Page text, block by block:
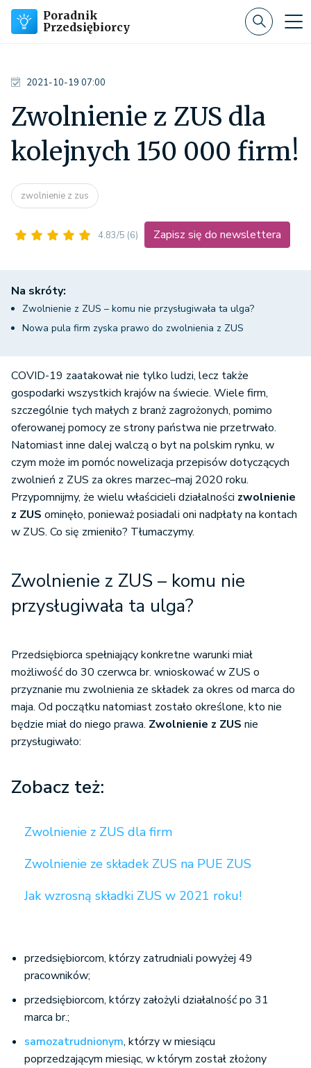
Poradnik
Przedsiębiorcy
2021-10-19 07:00
Zwolnienie z ZUS dla
kolejnych 150 000 firm!
zwolnienie z zus
4.83/5 (6) Zapisz się do newslettera
Na skróty:
Zwolnienie z ZUS – komu nie przysługiwała ta ulga?
Nowa pula firm zyska prawo do zwolnienia z ZUS
COVID-19 zaatakował nie tylko ludzi, lecz także
gospodarki wszystkich krajów na świecie. Wiele firm,
szczególnie tych małych z branż zagrożonych, pomimo
oferowanej pomocy ze strony państwa nie przetrwało.
Natomiast inne dalej walczą o byt na polskim rynku, w
czym może im pomóc nowelizacja przepisów dotyczących
zwolnień z ZUS za okres marzec–maj 2020 roku.
Przypomnijmy, że wielu właścicieli działalności zwolnienie
z ZUS ominęło, ponieważ posiadali oni nadpłaty na kontach
w ZUS. Co się zmieniło? Tłumaczymy.
Zwolnienie z ZUS – komu nie
przysługiwała ta ulga?
Przedsiębiorca spełniający konkretne warunki miał
możliwość do 30 czerwca br. wnioskować w ZUS o
przyznanie mu zwolnienia ze składek za okres od marca do
maja. Od początku natomiast zostało określone, kto nie
będzie miał do niego prawa. Zwolnienie z ZUS nie
przysługiwało:
Zobacz też:
Zwolnienie z ZUS dla firm
Zwolnienie ze składek ZUS na PUE ZUS
Jak wzrosną składki ZUS w 2021 roku!
przedsiębiorcom, którzy zatrudniali powyżej 49
pracowników;
przedsiębiorcom, którzy założyli działalność po 31
marca br.;
samozatrudnionym, którzy w miesiącu
poprzedzającym miesiąc, w którym został złożony